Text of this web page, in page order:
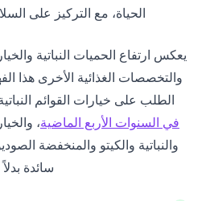
الحياة، مع التركيز على
يعكس ارتفاع الحميات النباتية
والتخصصات الغذائية الأخرى هذا
الطلب على خيارات القوائم
في السنوات الأربع الماضية،
والنباتية والكيتو والمنخفضة
سائدة